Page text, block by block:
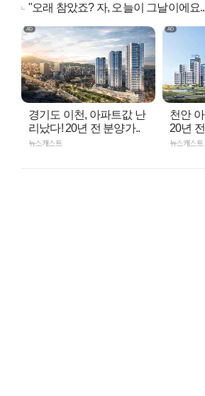
"오래 참았죠? 자, 오늘이 그날이에요
경기도 이천, 아파트값 난
리났다! 20년 전 분양가..
뉴스캐스트
천안
20년
뉴스캐스트